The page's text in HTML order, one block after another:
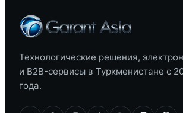
Технологические решения,
и B2B-сервисы в Туркменистане с
года.